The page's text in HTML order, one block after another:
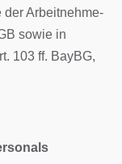
der Arbeitnehme-
sowie in
103 ff. BayBG,